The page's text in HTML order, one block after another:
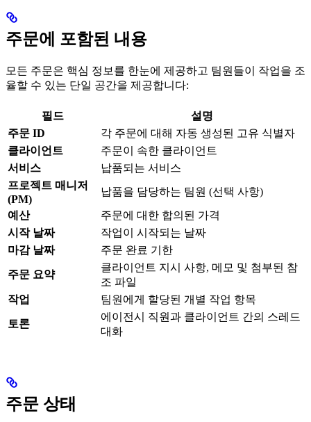
주문에 포함된 내용
모든 주문은 핵심 정보를 한눈에 제공하고 팀원들이 작업을 조
율할 수 있는 단일 공간을 제공합니다:
필드
설명
주문 ID
각 주문에 대해 자동 생성된 고유 식별자
클라이언트
주문이 속한 클라이언트
서비스
납품되는 서비스
프로젝트 매니저
(PM)
납품을 담당하는 팀원 (선택 사항)
예산
주문에 대한 합의된 가격
시작 날짜
작업이 시작되는 날짜
마감 날짜
주문 완료 기한
주문 요약
클라이언트 지시 사항, 메모 및 첨부된 참
조 파일
작업
팀원에게 할당된 개별 작업 항목
토론
에이전시 직원과 클라이언트 간의 스레드
대화
주문 상태